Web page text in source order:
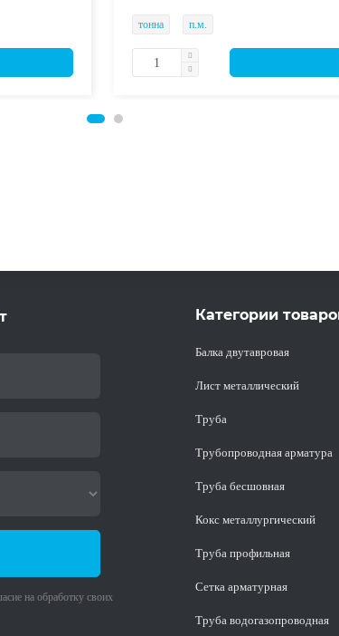
тонна п.м.
на обработку своих
Категории
Балка двутавровая
Лист металлический
Труба
Трубопроводная арматура
Труба бесшовная
Кокс металлургический
Труба профильная
Cетка арматурная
Труба водогазопроводная